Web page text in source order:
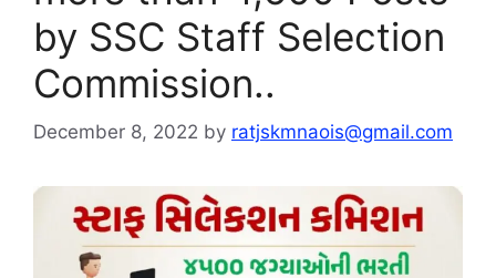
by SSC Staff Selection
Commission..
December 8, 2022 by ratjskmnaois@gmail.com